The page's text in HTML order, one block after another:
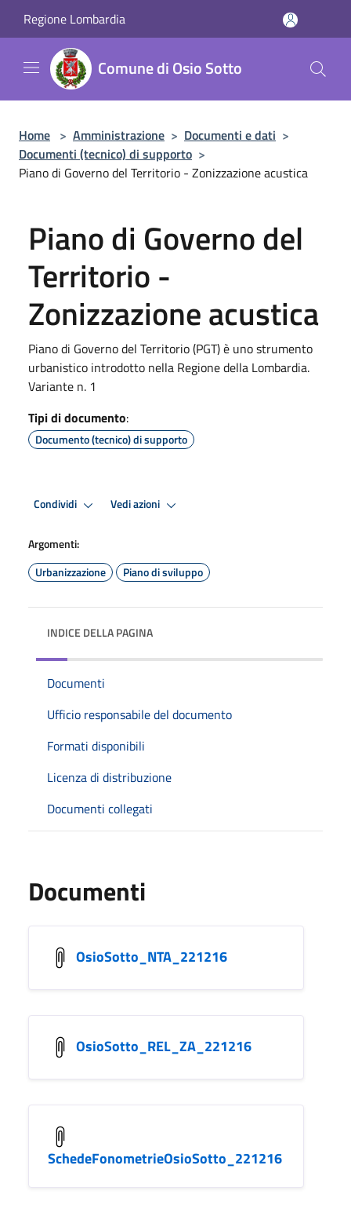
Regione Lombardia
Comune di Osio Sotto
Home > Amministrazione > Documenti e dati >
Documenti (tecnico) di supporto >
Piano di Governo del Territorio - Zonizzazione acustica
Piano di Governo del
Territorio -
Zonizzazione acustica
Piano di Governo del Territorio (PGT) è uno strumento
urbanistico introdotto nella Regione della Lombardia.
Variante n. 1
Tipi di documento:
Documento (tecnico) di supporto
Condividi Vedi azioni
Argomenti:
Urbanizzazione
Piano di sviluppo
INDICE DELLA PAGINA
Documenti
Ufficio responsabile del documento
Formati disponibili
Licenza di distribuzione
Documenti collegati
Documenti
OsioSotto_NTA_221216
OsioSotto_REL_ZA_221216
SchedeFonometrieOsioSotto_221216